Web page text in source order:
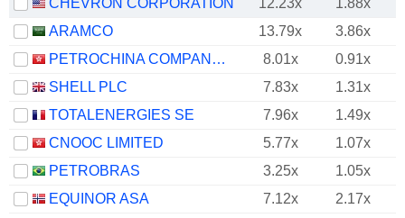
CHEVRON CORPORATION 12.23x
1.88x
ARAMCO
13.79x
3.86x
PETROCHINA COMPANY LIMITED
8.01x
0.91x
SHELL PLC
7.83x
1.31x
TOTALENERGIES SE
7.96x
1.49x
CNOOC LIMITED
5.77x
1.07x
PETROBRAS
3.25x
1.05x
EQUINOR ASA
7.12x
2.17x